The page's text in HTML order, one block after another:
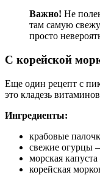
Важно! Не
там самую
просто
С корейской
Еще один рецепт с
это кладезь
Ингредиенты:
крабовые
свежие огурцы
морская капуста
корейская